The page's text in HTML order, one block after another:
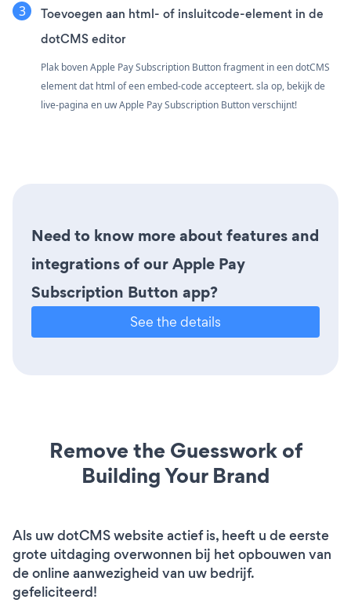
Toevoegen aan html- of insluitcode-element in de
dotCMS editor
Plak boven Apple Pay Subscription Button fragment in een dotCMS
element dat html of een embed-code accepteert. sla op, bekijk de
live-pagina en uw Apple Pay Subscription Button verschijnt!
Need to know more about features and
integrations of our Apple Pay
Subscription Button app?
See the details
Remove the Guesswork of
Building Your Brand
Als uw dotCMS website actief is, heeft u de eerste
grote uitdaging overwonnen bij het opbouwen van
de online aanwezigheid van uw bedrijf.
gefeliciteerd!